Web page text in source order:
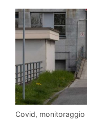
Covid, monitoraggio